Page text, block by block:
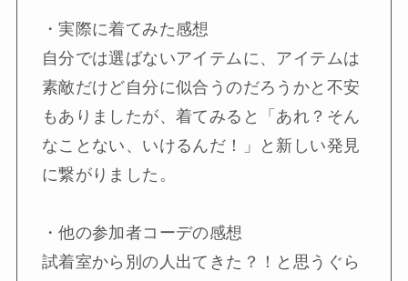
・実際に着てみた感想
自分では選ばないアイテムに、アイテムは
素敵だけど自分に似合うのだろうかと不安
もありましたが、着てみると「あれ？そん
なことない、いけるんだ！」と新しい発見
に繋がりました。
・他の参加者コーデの感想
試着室から別の人出てきた？！と思うぐら